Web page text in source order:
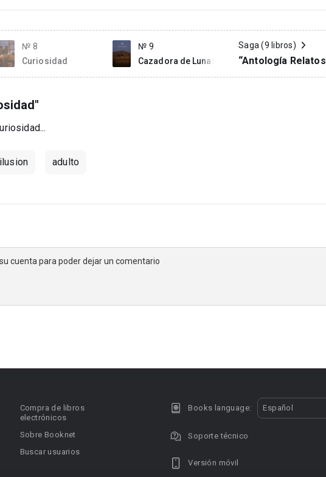
№ 8
Curiosidad
№ 9
Cazadora de Lunas
Saga (9 libros)
“Antología Relatos
Mundanos Para
adulto
cuenta para poder dejar un comentario
Compra de libros
electrónicos
Sobre Booknet
Buscar usuarios
Books language: Español
Soporte técnico
Versión móvil